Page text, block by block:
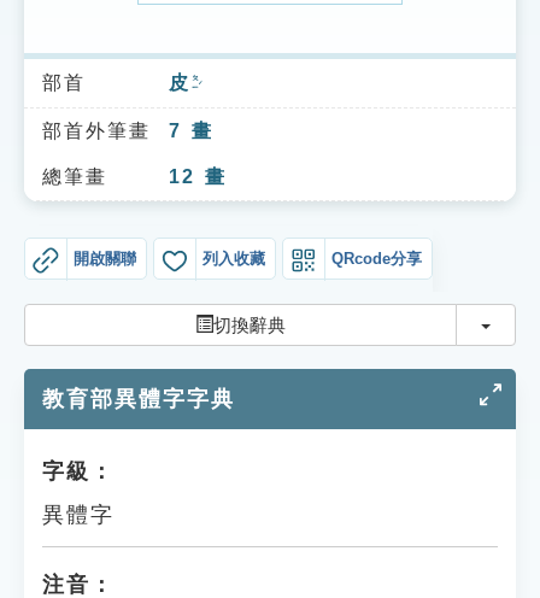
索引選單
知識索引
單字索引
貓頭鷹博士
部首 皮 ㄆㄧˊ
部首外筆畫 7 畫
總筆畫 12 畫
開啟關聯 列入收藏 QRcode分享
切換辭典 切換
教育部異體字字典
字級：
異體字
注音：